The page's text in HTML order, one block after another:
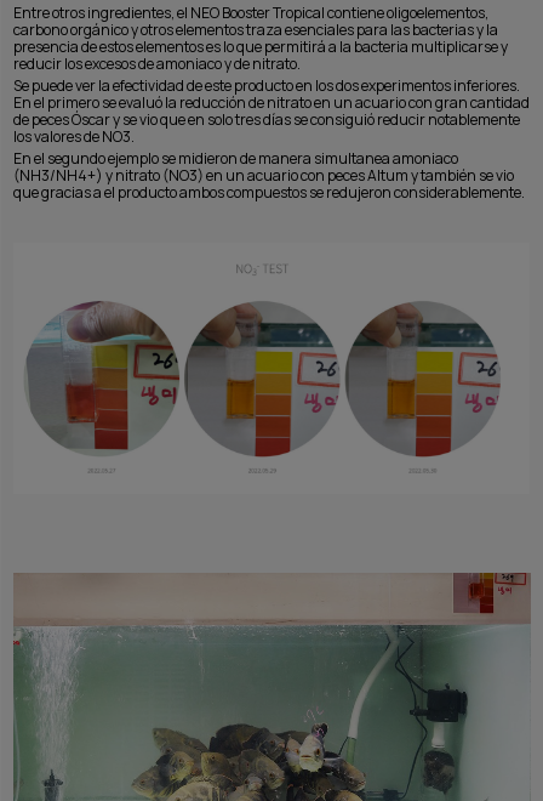
Entre otros ingredientes, el NEO Booster Tropical contiene oligoelementos,
carbono orgánico y otros elementos traza esenciales para las bacterias y la
presencia de estos elementos es lo que permitirá a la bacteria multiplicarse y
reducir los excesos de amoniaco y de nitrato.
Se puede ver la efectividad de este producto en los dos experimentos inferiores.
En el primero se evaluó la reducción de nitrato en un acuario con gran cantidad
de peces Óscar y se vio que en solo tres días se consiguió reducir notablemente
los valores de NO3.
En el segundo ejemplo se midieron de manera simultanea amoniaco
(NH3/NH4+) y nitrato (NO3) en un acuario con peces Altum y también se vio
que gracias a el producto ambos compuestos se redujeron considerablemente.